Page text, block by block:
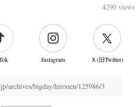
4290 views
Instagram Ｘ(旧Twitter)
archives/bigday/hirouen/125986/3